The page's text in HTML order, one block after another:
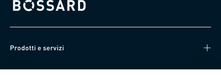
Bossard homepage
Prodotti e servizi
Knowledge Hub